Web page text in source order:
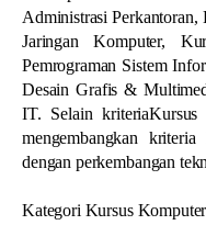
Administrasi
Jaringan Komputer,
Pemrograman Sistem
Desain Grafis &
IT. Selain
mengembangkan
dengan perkembangan
Kategori Kursus Komputer